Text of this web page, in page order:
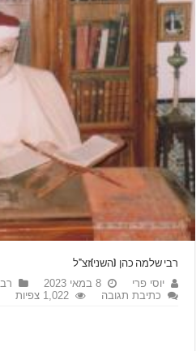
רבי שלמה כהן (השני)זצ"ל
יוסי פרי 8 במאי 2023
כתיבת תגובה
1,022 צפיות